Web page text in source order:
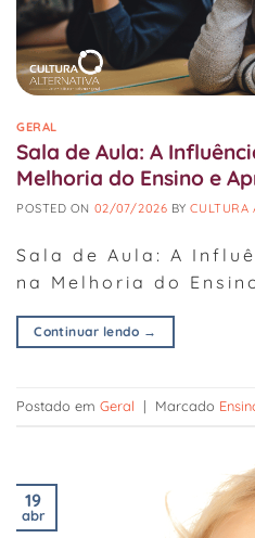
GERAL
Sala de Aula: A
Melhoria do Ensino e
POSTED ON 02/07/2026 BYCULTURA
Sala de Aula: A
na Melhoria do
Continuar lendo →
Postado em Geral | Marcado
19
abr